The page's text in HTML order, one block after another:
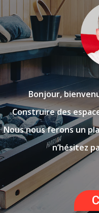
Bonjour,
Construire des
Nous nous ferons un
n’hésitez